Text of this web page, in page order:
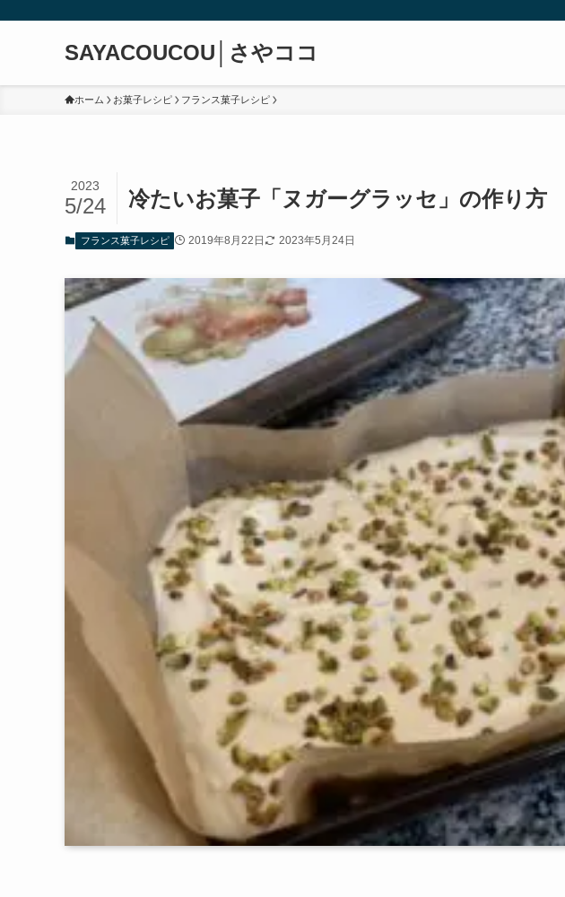
SAYACOUCOU│さやココ
ホーム お菓子レシピ フランス菓子レシピ
冷たいお菓子「ヌガーグラッセ」の作り方
2023
5/24
フランス菓子レシピ 2019年8月22日 2023年5月24日